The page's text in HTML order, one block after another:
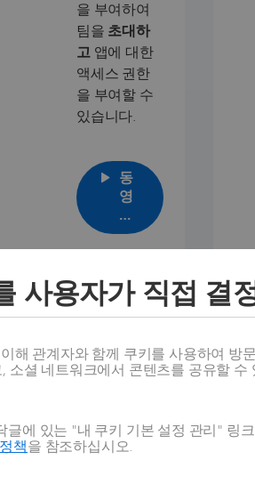
을 부여하여
팀을 초대하
고 앱에 대한
액세스 권한
을 부여할 수
있습니다.
동
영
상
보
기
학습 여정
완료하면 클라우드 서비스를
용할
사용자가 직접 결
해 관계자와 함께 쿠키를 사용하여
소셜 네트워크에서 콘텐츠를 공유할
에 있는 "내 쿠키 기본 설정 관리" 링
책을 참조하십시오.